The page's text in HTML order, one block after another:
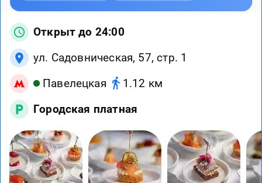
Открыт до 24:00
ул. Садовническая, 57, стр. 1
Павелецкая
1.12 км
Городская платная